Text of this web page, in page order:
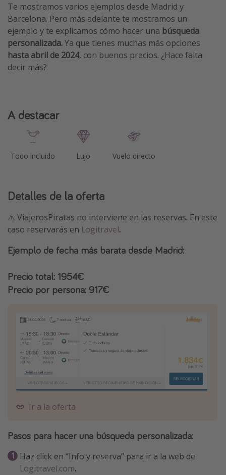
El Rey León el musical
Harry Potter en Londres y otros destinos
Eventos deportivos
Te mostramos varios ejemplos desde Madrid y
Barcelona. Pero más adelante te mostramos un
ejemplo y te explicamos cómo hacer una búsqueda
personalizada.Ya que tienes muchas más opciones
hasta abril de 2024, con buenos precios. ¿Hace falta
decir más?
A destacar
Todo incluido Lujo Vuelo directo
Detalles de la oferta
⚠️ ViajerosPiratas no interviene en las reservas. En este
caso reservarás en Logitravel.
Ejemplo de fecha más barata desde Madrid:
Precio total: 1954€
Precio por persona: 917€
Ir a la oferta
Pasos para hacer una búsqueda personalizada:
Haz click en “Info y reserva” para ir a la web de
Logitravel.com.